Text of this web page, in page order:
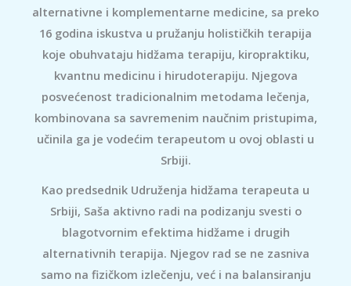
alternativne i komplementarne medicine, sa preko
16 godina iskustva u pružanju holističkih terapija
koje obuhvataju hidžama terapiju, kiropraktiku,
kvantnu medicinu i hirudoterapiju. Njegova
posvećenost tradicionalnim metodama lečenja,
kombinovana sa savremenim naučnim pristupima,
učinila ga je vodećim terapeutom u ovoj oblasti u
Srbiji.
Kao predsednik Udruženja hidžama terapeuta u
Srbiji, Saša aktivno radi na podizanju svesti o
blagotvornim efektima hidžame i drugih
alternativnih terapija. Njegov rad se ne zasniva
samo na fizičkom izlečenju, već i na balansiranju